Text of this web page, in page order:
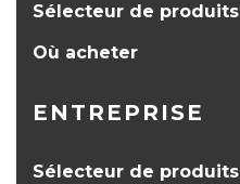
Sélecteur de produits
Où acheter
ENTREPRISE
Sélecteur de produits